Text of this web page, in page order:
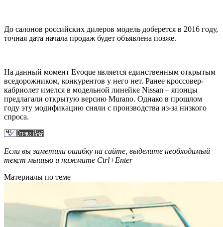
До салонов российских дилеров модель доберется в 2016 году,
точная дата начала продаж будет объявлена позже.
На данный момент Evoque является единственным открытым
вседорожником, конкурентов у него нет. Ранее кроссовер-
кабриолет имелся в модельной линейке Nissan – японцы
предлагали открытую версию Murano. Однако в прошлом
году эту модификацию сняли с производства из-за низкого
спроса.
Если вы заметили ошибку на сайте, выделите необходимый
текст мышью и нажмите Ctrl+Enter
Материалы по теме